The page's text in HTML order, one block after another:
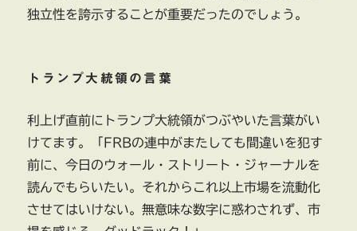
独立性を誇示することが重要だったのでしょう。
トランプ大統領の言葉
利上げ直前にトランプ大統領がつぶやいた言葉がい
けてます。「FRBの連中がまたしても間違いを犯す
前に、今日のウォール・ストリート・ジャーナルを
読んでもらいたい。それからこれ以上市場を流動化
させてはいけない。無意味な数字に惑わされず、市